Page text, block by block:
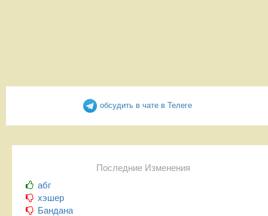
обсудить в чате в Телеге
Последние Изменения
абг
хэшер
Бандана